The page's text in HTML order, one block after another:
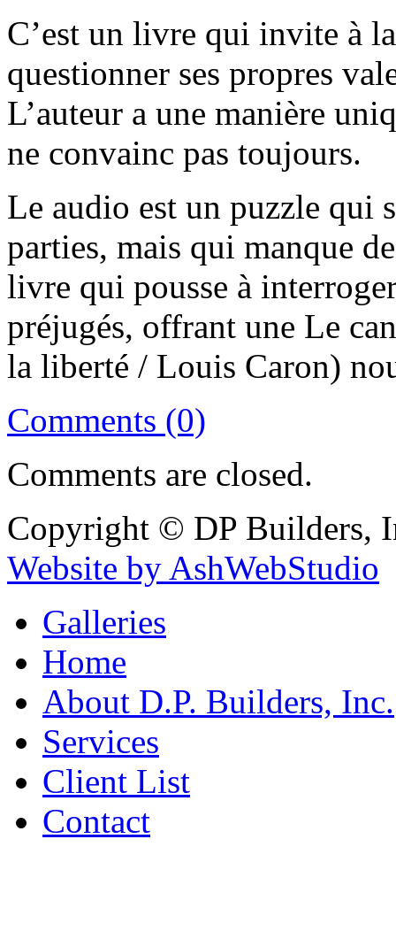
C’est un livre qui invite à
questionner ses propres
L’auteur a une manière
ne convainc pas toujours.
Le audio est un puzzle qui
parties, mais qui manque
livre qui pousse à
préjugés, offrant une Le
la liberté / Louis Caron)
Comments (0)
Comments are closed.
Copyright © DP Builders,
Website by AshWebStudio
Galleries
Home
About D.P. Builders, Inc.
Services
Client List
Contact